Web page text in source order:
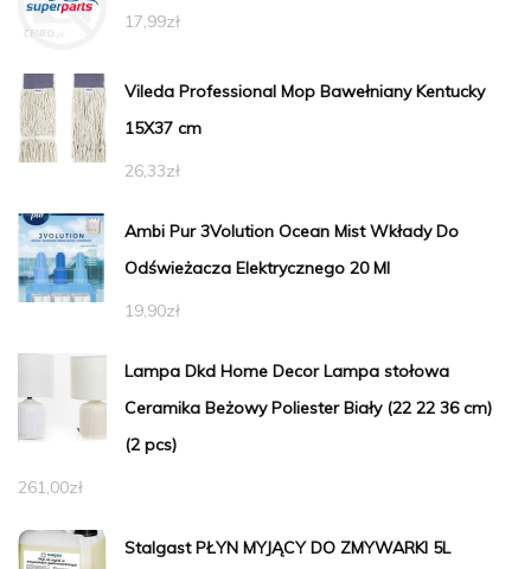
17,99zł
Vileda Professional Mop Bawełniany Kentucky
15X37 cm
26,33zł
Ambi Pur 3Volution Ocean Mist Wkłady Do
Odświeżacza Elektrycznego 20 Ml
19,90zł
Lampa Dkd Home Decor Lampa stołowa
Ceramika Beżowy Poliester Biały (22 22 36 cm)
(2 pcs)
261,00zł
Stalgast PŁYN MYJĄCY DO ZMYWARKI 5L